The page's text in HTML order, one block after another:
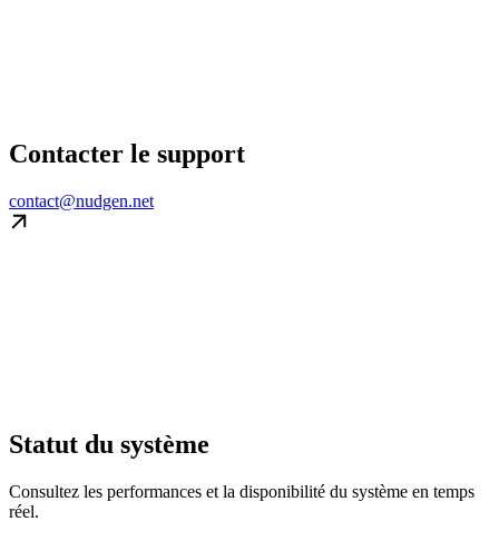
Contacter le support
contact@nudgen.net
Statut du système
Consultez les performances et la disponibilité du système en temps
réel.